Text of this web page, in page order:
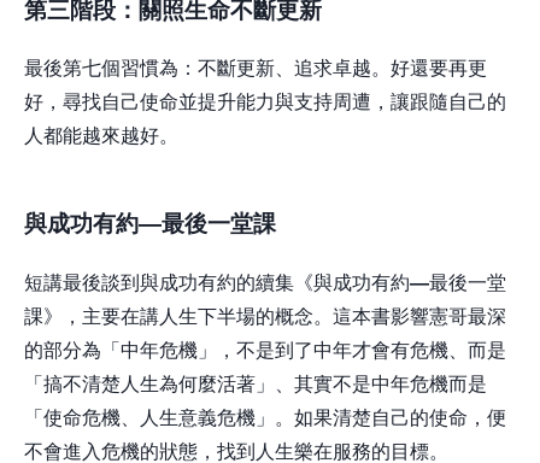
第三階段： 關照生命不斷更新
最後第七個習慣為：不斷更新、追求卓越。好還要再更
好，尋找自己使命並提升能力與支持周遭，讓跟隨自己的
人都能越來越好。
與成功有約—最後一堂課
短講最後談到與成功有約的續集《與成功有約—最後一堂
課》，主要在講人生下半場的概念。這本書影響憲哥最深
的部分為「中年危機」，不是到了中年才會有危機、而是
「搞不清楚人生為何麼活著」、其實不是中年危機而是
「使命危機、人生意義危機」。如果清楚自己的使命，便
不會進入危機的狀態，找到人生樂在服務的目標。